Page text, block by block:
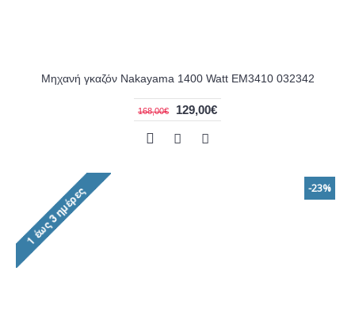
Μηχανή γκαζόν Nakayama 1400 Watt EM3410 032342
168,00€ 129,00€
-23%